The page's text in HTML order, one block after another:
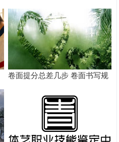
核验到备考落地完整手册
卷面提分总差几步 卷面书写规